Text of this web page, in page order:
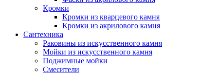
Кромки
Кромки из кварцевого камня
Кромки из акрилового камня
Сантехника
Раковины из искусственного камня
Мойки из искусственного камня
Поджимные мойки
Смесители